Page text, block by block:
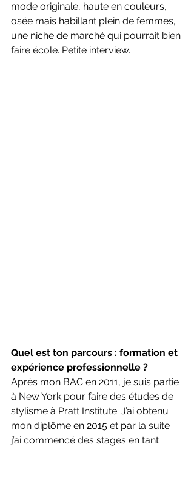
mode originale, haute en couleurs,
osée mais habillant plein de femmes,
une niche de marché qui pourrait bien
faire école. Petite interview.
Quel est ton parcours : formation et
expérience professionnelle ?
Après mon BAC en 2011, je suis partie
à New York pour faire des études de
stylisme à Pratt Institute. J’ai obtenu
mon diplôme en 2015 et par la suite
j’ai commencé des stages en tant